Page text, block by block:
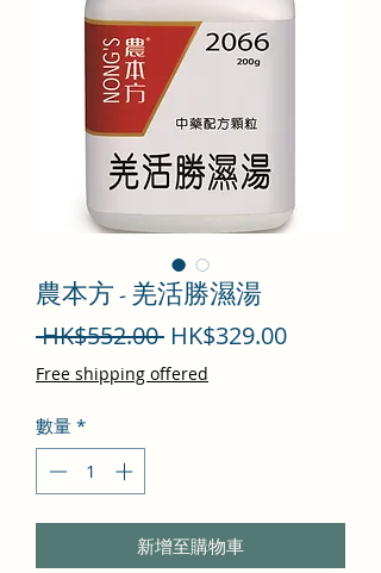
農本方 - 羌活勝濕湯
HK$552.00 一
般
HK$329.00促
Free shipping offered
數量 *
新增至購物車